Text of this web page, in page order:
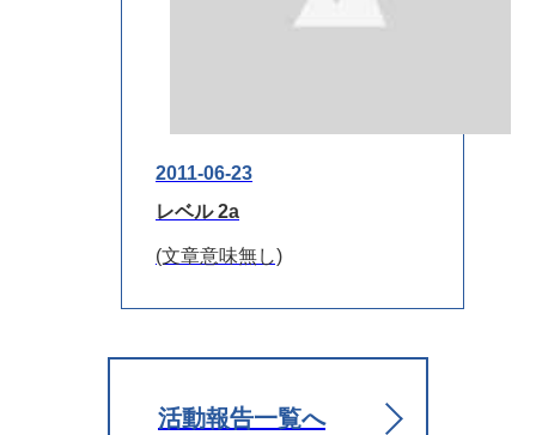
2011-06-23
レベル 2a
(文章意味無し)
活動報告一覧へ